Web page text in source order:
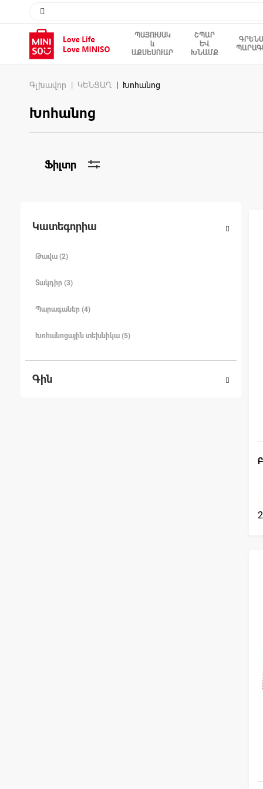
ՊԱՅՈՒՍԱԿ
և
ԱՔՍԵՍՈՒԱՐ
ՇՊԱՐ
ԵՎ
ԽՆԱՄՔ
Գլխավոր ԿԵՆՑԱՂ Խոհանոց
Խոհանոց
Ֆիլտր
Կատեգորիա
Թավա (2)
Տակդիր (3)
Պարագաներ (4)
Խոհանոցային տեխնիկա (5)
Գին